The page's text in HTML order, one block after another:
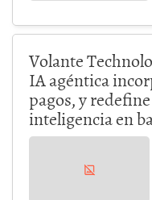
Volante
IA agéntica
pagos, y
inteligencia en